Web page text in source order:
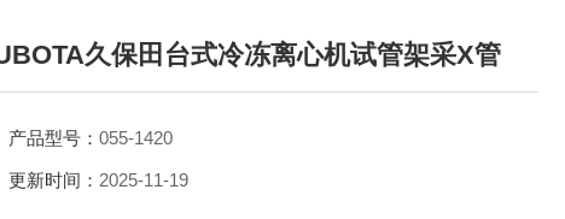
久保田台式冷冻离心机试管架采X管
产品型号： 055-1420
更新时间： 2025-11-19